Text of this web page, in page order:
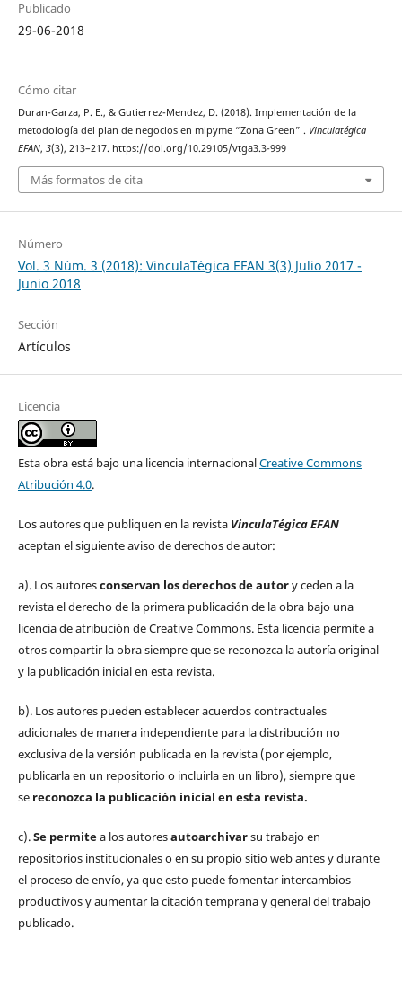
Publicado
29-06-2018
Cómo citar
Duran-Garza, P. E., & Gutierrez-Mendez, D. (2018). Implementación de la
metodología del plan de negocios en mipyme “Zona Green” . Vinculatégica
EFAN, 3(3), 213–217. https://doi.org/10.29105/vtga3.3-999
Más formatos de cita
Número
Vol. 3 Núm. 3 (2018): VinculaTégica EFAN 3(3) Julio 2017 -
Junio 2018
Sección
Artículos
Licencia
Esta obra está bajo una licencia internacionalCreative Commons
Atribución 4.0.
Los autores que publiquen en la revista VinculaTégica EFAN
aceptan el siguiente aviso de derechos de autor:
a). Los autoresconservan los derechos de autory ceden a la
revista el derecho de la primera publicación de la obra bajo una
licencia de atribución de Creative Commons. Esta licencia permite a
otros compartir la obra siempre que se reconozca la autoría original
y la publicación inicial en esta revista.
b). Los autores pueden establecer acuerdos contractuales
adicionales de manera independiente para la distribución no
exclusiva de la versión publicada en la revista (por ejemplo,
publicarla en un repositorio o incluirla en un libro), siempre que
sereconozca la publicación inicial en esta revista.
c).Se permitea los autoresautoarchivarsu trabajo en
repositorios institucionales o en su propio sitio web antes y durante
el proceso de envío, ya que esto puede fomentar intercambios
productivos y aumentar la citación temprana y general del trabajo
publicado.